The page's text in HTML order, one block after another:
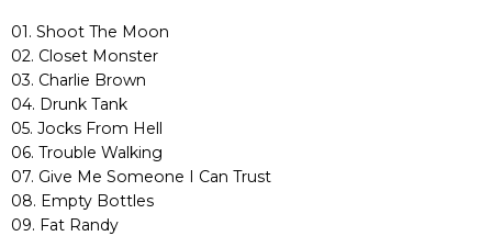
01. Shoot The Moon
02. Closet Monster
03. Charlie Brown
04. Drunk Tank
05. Jocks From Hell
06. Trouble Walking
07. Give Me Someone I Can Trust
08. Empty Bottles
09. Fat Randy